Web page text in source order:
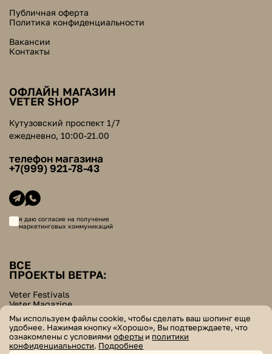
Публичная оферта
Политика конфиденциальности
Вакансии
Контакты
ОФЛАЙН МАГАЗИН
VETER SHOP
Кутузовский проспект 1/7
ежедневно, 10:00-21.00
телефон магазина
+7(999) 921-78-43
я даю согласие на получение
маркетинговых коммуникаций
ВСЕ
ПРОЕКТЫ ВЕТРА:
Veter Festivals
Veter Magazine
Veter School
Helpers Bazar
© veter. все права защищены
Мы используем файлы cookie, чтобы сделать ваш шопинг еще
удобнее. Нажимая кнопку «Хорошо», Вы подтверждаете, что
ознакомлены с условиямиоферты и политики
конфиденциальности. Подробнее